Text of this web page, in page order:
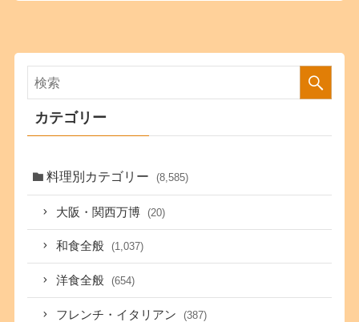
カテゴリー
料理別カテゴリー (8,585)
大阪・関西万博 (20)
和食全般 (1,037)
洋食全般 (654)
フレンチ・イタリアン (387)